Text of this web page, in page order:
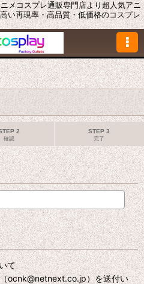
メコスプレ通販専門店より超人気アニ
い再現率・高品質・低価格のコスプレ
2
確認
STEP 3
完了
て
ocnk@netnext.co.jp）を送付い